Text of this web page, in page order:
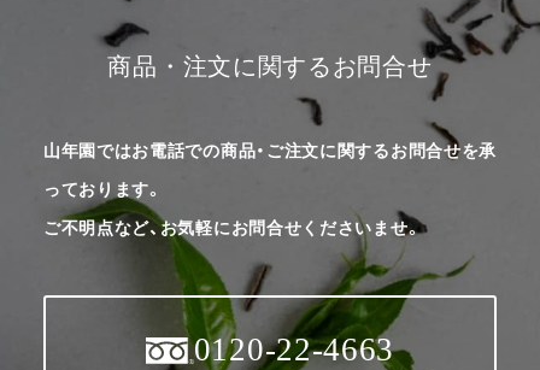
商品・注文に関するお問合せ
山年園ではお電話での商品・ご注文に関するお問合せを承
っております。
ご不明点など、お気軽にお問合せくださいませ。
0120-22-4663